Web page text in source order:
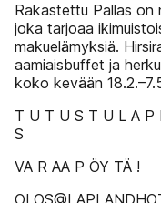
Rakastettu Pallas on
joka tarjoaa
makuelämyksiä.
aamiaisbuffet ja
koko kevään
T U T U S T U L A P
S
VA R AA P ÖY TÄ !